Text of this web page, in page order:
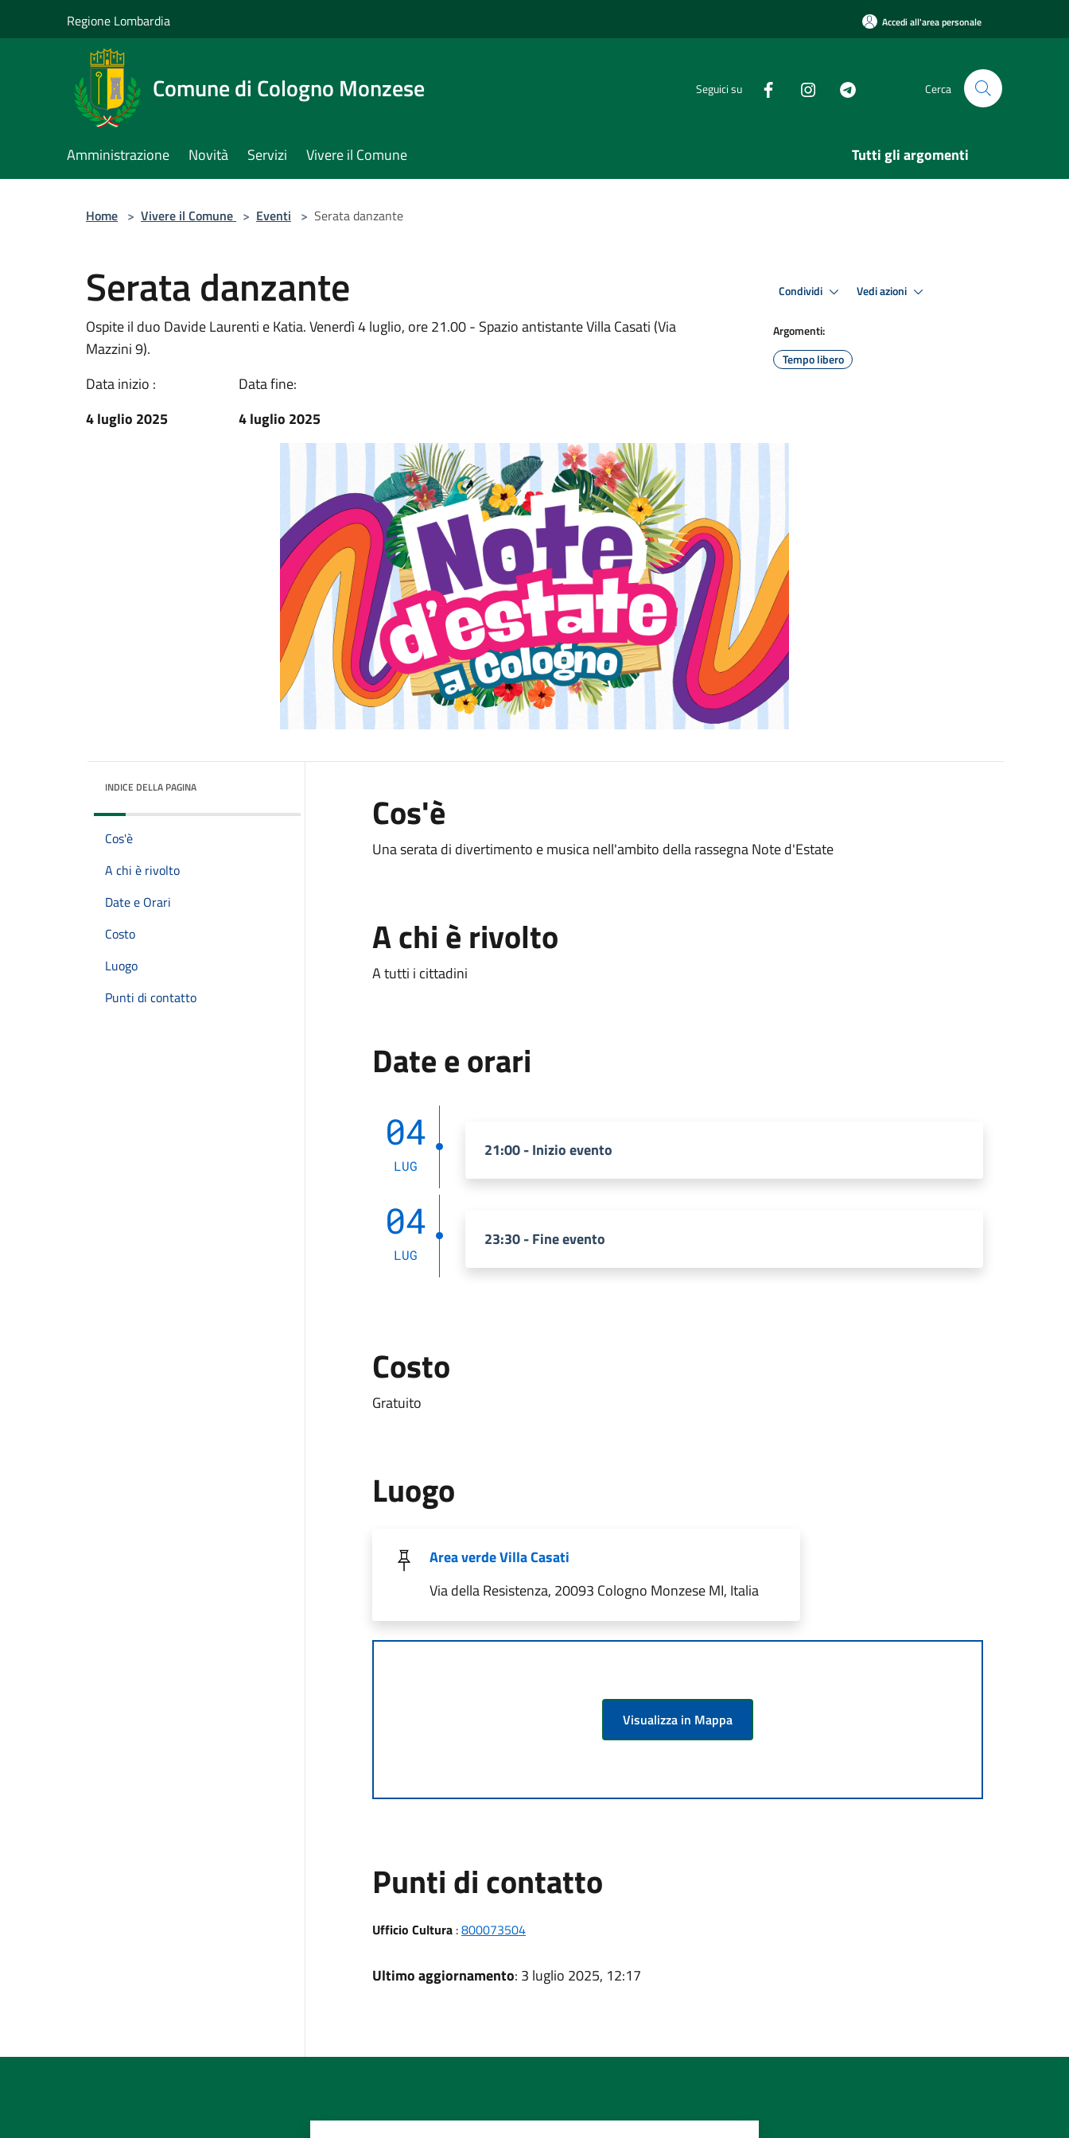
Regione Lombardia Accedi all'area personale
Comune di Cologno Monzese Seguici su Cerca
Amministrazione Novità Servizi Vivere il Comune Tutti gli argomenti
Home > Vivere il Comune > Eventi > Serata danzante
Serata danzante
Ospite il duo Davide Laurenti e Katia. Venerdì 4 luglio, ore 21.00 - Spazio antistante Villa Casati (Via
Mazzini 9).
Data inizio :
4 luglio 2025
Data fine:
4 luglio 2025
Condividi Vedi azioni
Argomenti:
Tempo libero
INDICE DELLA PAGINA
Cos'è
A chi è rivolto
Date e Orari
Costo
Luogo
Punti di contatto
Cos'è
Una serata di divertimento e musica nell'ambito della rassegna Note d'Estate
A chi è rivolto
A tutti i cittadini
Date e orari
04
LUG
21:00 - Inizio evento
04
LUG
23:30 - Fine evento
Costo
Gratuito
Luogo
Area verde Villa Casati
Via della Resistenza, 20093 Cologno Monzese MI, Italia
Visualizza in Mappa
Punti di contatto
Ufficio Cultura:800073504
Ultimo aggiornamento: 3 luglio 2025, 12:17